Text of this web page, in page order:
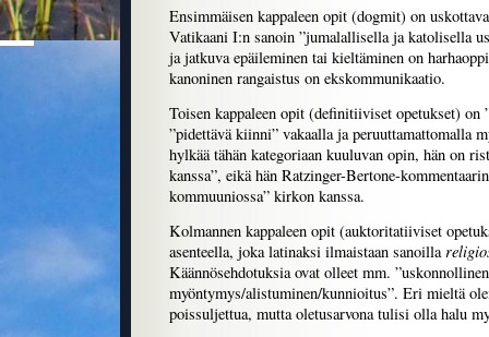
Ensimmäisen kappaleen opit (dogmit) on
Vatikaani I:n sanoin ”jumalallisella ja katolisella
ja jatkuva epäileminen tai kieltäminen on
kanoninen rangaistus on ekskommunikaatio.
Toisen kappaleen opit (definitiiviset opetukset) on
”pidettävä kiinni” vakaalla ja peruuttamattomalla
hylkää tähän kategoriaan kuuluvan opin, hän on
kanssa”, eikä hän Ratzinger-Bertone-
kommuuniossa” kirkon kanssa.
Kolmannen kappaleen opit (auktoritatiiviset
asenteella, joka latinaksi ilmaistaan sanoilla
Käännösehdotuksia ovat olleet mm. ”uskonnollinen
myöntymys/alistuminen/kunnioitus”. Eri mieltä
poissuljettua, mutta oletusarvona tulisi olla halu